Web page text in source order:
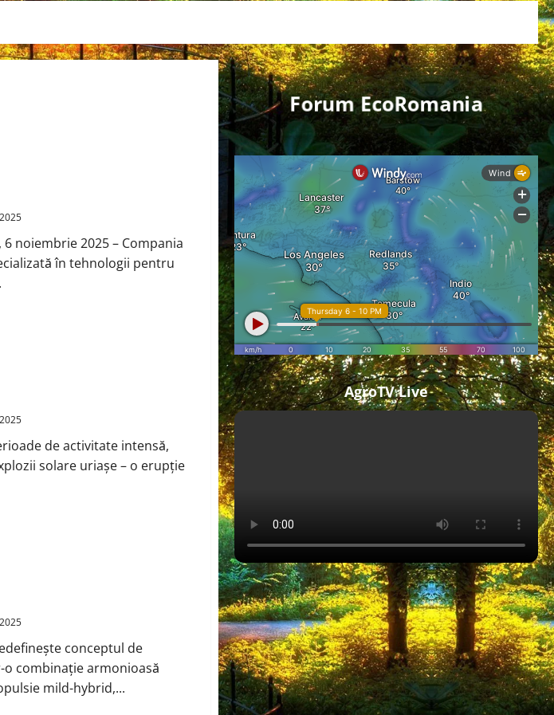
noiembrie 2025 – Compania
în tehnologii pentru
de activitate intensă,
solare uriașe – o erupție
conceptul de
combinație armonioasă
mild-hybrid,...
Forum EcoRomania
AgroTV Live